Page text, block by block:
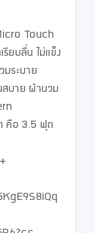
Touch
ยบลื่น ไม่แข็ง
มระบาย
สบาย ผ้านวม
คือ 3.5 ฟุต